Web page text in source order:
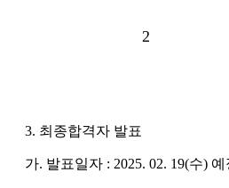
2
3. 최종합격자 발표
가. 발표일자 : 2025. 02. 19(수) 예